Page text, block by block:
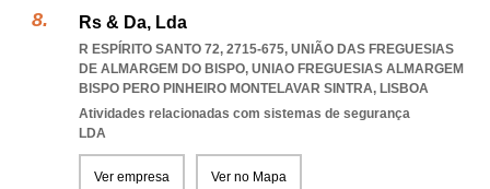
Rs & Da, Lda
R ESPÍRITO SANTO 72, 2715-675, UNIÃO DAS FREGUESIAS
DE ALMARGEM DO BISPO, UNIAO FREGUESIAS ALMARGEM
BISPO PERO PINHEIRO MONTELAVAR SINTRA, LISBOA
Atividades relacionadas com sistemas de segurança
LDA
Ver empresa Ver no Mapa